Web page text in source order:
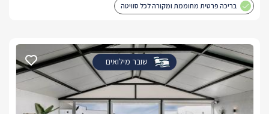
בריכה פרטית מחוממת ומקורה לכל סוויטה
שובר מילואים